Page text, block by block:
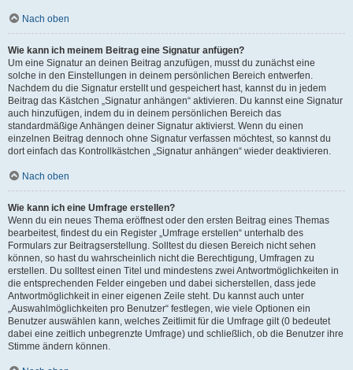
Nach oben
Wie kann ich meinem Beitrag eine Signatur anfügen?
Um eine Signatur an deinen Beitrag anzufügen, musst du zunächst eine
solche in den Einstellungen in deinem persönlichen Bereich entwerfen.
Nachdem du die Signatur erstellt und gespeichert hast, kannst du in jedem
Beitrag das Kästchen „Signatur anhängen“ aktivieren. Du kannst eine Signatur
auch hinzufügen, indem du in deinem persönlichen Bereich das
standardmäßige Anhängen deiner Signatur aktivierst. Wenn du einen
einzelnen Beitrag dennoch ohne Signatur verfassen möchtest, so kannst du
dort einfach das Kontrollkästchen „Signatur anhängen“ wieder deaktivieren.
Nach oben
Wie kann ich eine Umfrage erstellen?
Wenn du ein neues Thema eröffnest oder den ersten Beitrag eines Themas
bearbeitest, findest du ein Register „Umfrage erstellen“ unterhalb des
Formulars zur Beitragserstellung. Solltest du diesen Bereich nicht sehen
können, so hast du wahrscheinlich nicht die Berechtigung, Umfragen zu
erstellen. Du solltest einen Titel und mindestens zwei Antwortmöglichkeiten in
die entsprechenden Felder eingeben und dabei sicherstellen, dass jede
Antwortmöglichkeit in einer eigenen Zeile steht. Du kannst auch unter
„Auswahlmöglichkeiten pro Benutzer“ festlegen, wie viele Optionen ein
Benutzer auswählen kann, welches Zeitlimit für die Umfrage gilt (0 bedeutet
dabei eine zeitlich unbegrenzte Umfrage) und schließlich, ob die Benutzer ihre
Stimme ändern können.